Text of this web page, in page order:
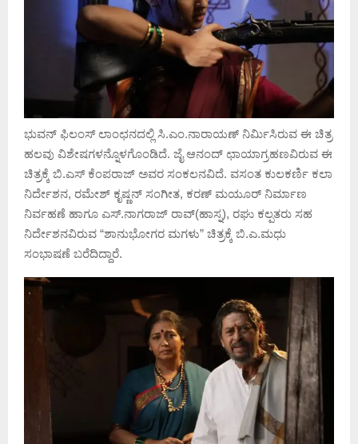
ಭುವನ್ ಫಿಲಂಸ್ ಲಾಂಛನದಲ್ಲಿ ಸಿ.ಎಂ.ನಾರಾಯಣ್ ನಿರ್ಮಿಸಿರುವ ಈ ಚಿತ್ರ
ಹಲವು ವಿಶೇಷಗಳನ್ನೊಳಗೊಂಡಿದೆ. ಜೈ ಆನಂದ್ ಛಾಯಾಗ್ರಹಣವಿರುವ ಈ
ಚಿತ್ರಕ್ಕೆ ಬಿ.ಎಸ್ ಕೆಂಪರಾಜ್ ಅವರ ಸಂಕಲನವಿದೆ. ವಸಂತ ಕುಲಕರ್ಣಿ ಕಲಾ
ನಿರ್ದೇಶನ, ರಮೇಶ್ ಕೃಷ್ಣನ್ ಸಂಗೀತ, ಕರಣ್ ಮಯೂರ್ ನಿರ್ಮಾಣ
ನಿರ್ವಹಣೆ ಹಾಗೂ ಎಸ್.ನಾಗರಾಜ್ ರಾವ್(ಹಾಸ್ನ), ರಘು ಕಲ್ಪತರು ಸಹ
ನಿರ್ದೇಶನವಿರುವ “ಶಾನುಭೋಗರ ಮಗಳು” ಚಿತ್ರಕ್ಕೆ ಬಿ.ಎ.ಮಧು
ಸಂಭಾಷಣೆ ಬರೆದಿದ್ದಾರೆ.